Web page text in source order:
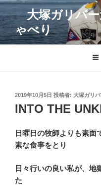
コ
ン
テ
ン
大塚ガリバー
ゃべり
投
稿
日:
2019年10月5日 投稿者: 大塚ガリ
INTO THE
日曜日の牧師よりも素面
素な食事をとり
日々行いの良い私が、地
た